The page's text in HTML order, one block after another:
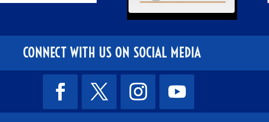
CONNECT WITH US ON SOCIAL MEDIA